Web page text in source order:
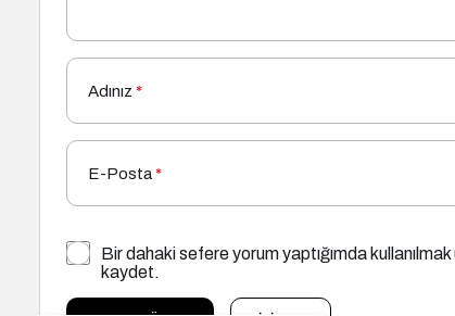
Adınız *
E-Posta*
Bir dahaki sefere yorum yaptığımda
kaydet.